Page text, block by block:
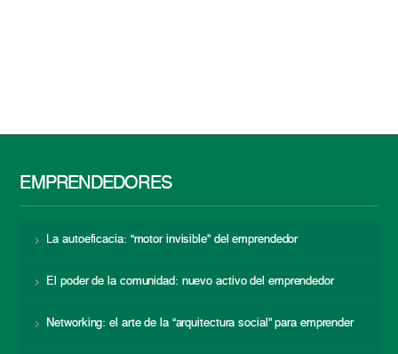
EMPRENDEDORES
La autoeficacia: “motor invisible” del emprendedor
El poder de la comunidad: nuevo activo del emprendedor
Networking: el arte de la “arquitectura social” para emprender